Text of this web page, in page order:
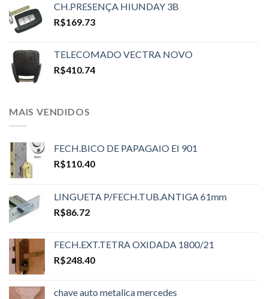
CH.PRESENÇA HIUNDAY 3B
R$169.73
TELECOMADO VECTRA NOVO
R$410.74
MAIS VENDIDOS
FECH.BICO DE PAPAGAIO EI 901
R$110.40
LINGUETA P/FECH.TUB.ANTIGA 61mm
R$86.72
FECH.EXT.TETRA OXIDADA 1800/21
R$248.40
chave auto metalica mercedes